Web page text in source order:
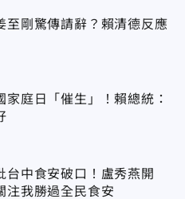
至剛驚傳請辭？賴清德反應
家庭日「催生」！賴總統：
台中食安破口！盧秀燕開
注我勝過全民食安